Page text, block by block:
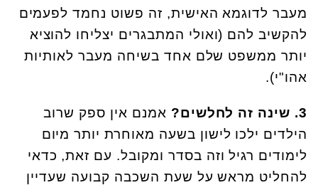
מעבר לדוגמא האישית, זה פשוט נחמד לפעמים
להקשיב להם (ואולי המתבגרים יצליחו להוציא
יותר ממשפט שלם אחד בשיחה מעבר לאותיות
אהו"י).
3. שינה זה לחלשים?
אמנם אין ספק שרוב
הילדים ילכו לישון בשעה מאוחרת יותר מיום
לימודים רגיל וזה בסדר ומקובל. עם זאת, כדאי
להחליט מראש על שעת השכבה קבועה שעדיין